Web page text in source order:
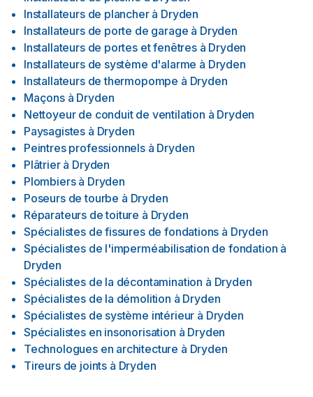
Installateurs de plancher à Dryden
Installateurs de porte de garage à Dryden
Installateurs de portes et fenêtres à Dryden
Installateurs de système d'alarme à Dryden
Installateurs de thermopompe à Dryden
Maçons à Dryden
Nettoyeur de conduit de ventilation à Dryden
Paysagistes à Dryden
Peintres professionnels à Dryden
Plâtrier à Dryden
Plombiers à Dryden
Poseurs de tourbe à Dryden
Réparateurs de toiture à Dryden
Spécialistes de fissures de fondations à Dryden
Spécialistes de l'imperméabilisation de fondation à
Dryden
Spécialistes de la décontamination à Dryden
Spécialistes de la démolition à Dryden
Spécialistes de système intérieur à Dryden
Spécialistes en insonorisation à Dryden
Technologues en architecture à Dryden
Tireurs de joints à Dryden